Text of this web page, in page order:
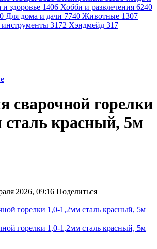
и здоровье 1406 Хобби и развлечения 6240
Для дома и дачи 7740 Животные 1307
3172 Хэндмейд 317
сварочной горелки
сталь красный, 5м
2026, 09:16 Поделиться